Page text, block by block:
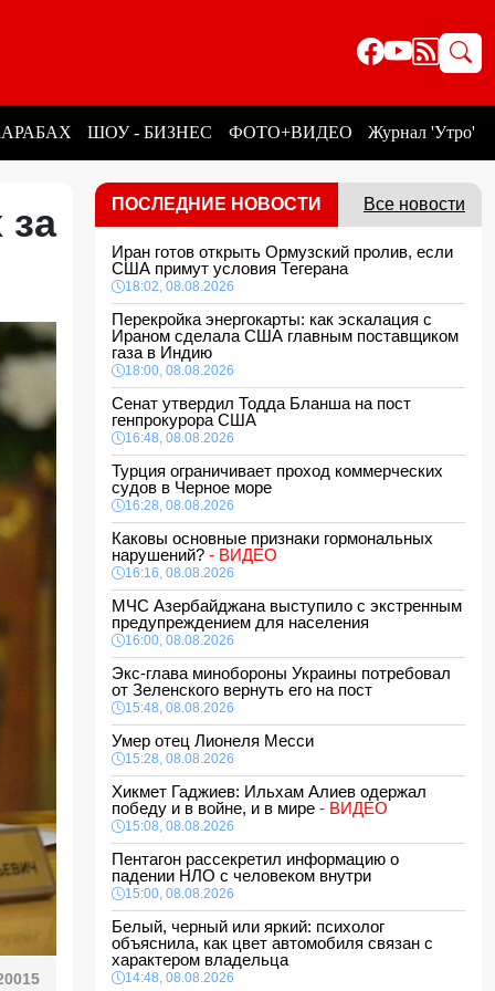
ШОУ - БИЗНЕС ФОТО+ВИДЕО Журнал 'Утро'
ПОСЛЕДНИЕ НОВОСТИ Все новости
Иран готов открыть Ормузский пролив, если
США примут условия Тегерана
18:02, 08.08.2026
Перекройка энергокарты: как эскалация с
Ираном сделала США главным поставщиком
газа в Индию
18:00, 08.08.2026
Сенат утвердил Тодда Бланша на пост
генпрокурора США
16:48, 08.08.2026
Турция ограничивает проход коммерческих
судов в Черное море
16:28, 08.08.2026
Каковы основные признаки гормональных
нарушений? - ВИДЕО
16:16, 08.08.2026
МЧС Азербайджана выступило с экстренным
предупреждением для населения
16:00, 08.08.2026
Экс-глава минобороны Украины потребовал
от Зеленского вернуть его на пост
15:48, 08.08.2026
Умер отец Лионеля Месси
15:28, 08.08.2026
Хикмет Гаджиев: Ильхам Алиев одержал
победу и в войне, и в мире - ВИДЕО
15:08, 08.08.2026
Пентагон рассекретил информацию о
падении НЛО с человеком внутри
15:00, 08.08.2026
Белый, черный или яркий: психолог
объяснила, как цвет автомобиля связан с
характером владельца
14:48, 08.08.2026